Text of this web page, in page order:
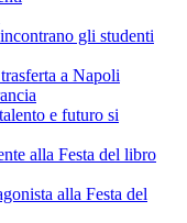
gli studenti
a Napoli
e futuro si
alla Festa del libro
alla Festa del